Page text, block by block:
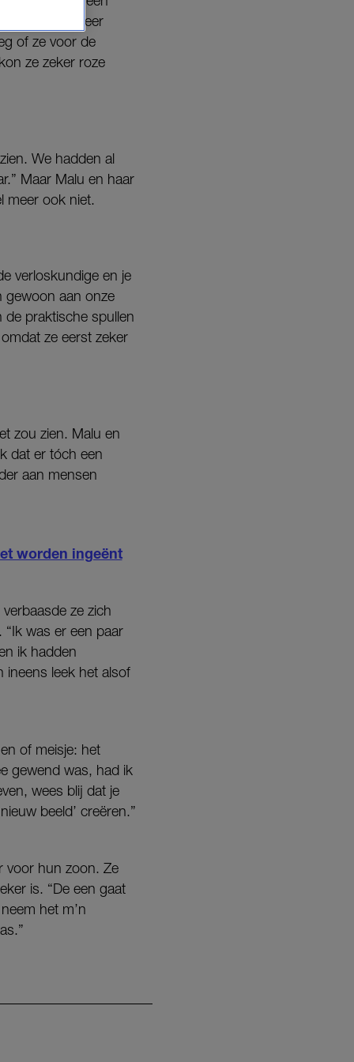
een paar keer
of ze voor de
ze zeker roze
We hadden al
Maar Malu en haar
meer ook niet.
verloskundige en je
gewoon aan onze
de praktische spullen
ze eerst zeker
zou zien. Malu en
dat er tóch een
aan mensen
worden ingeënt
ze zich
was er een paar
ik hadden
ineens leek het alsof
of meisje: het
gewend was, had ik
wees blij dat je
beeld’ creëren.”
voor hun zoon. Ze
is. “De een gaat
het m’n